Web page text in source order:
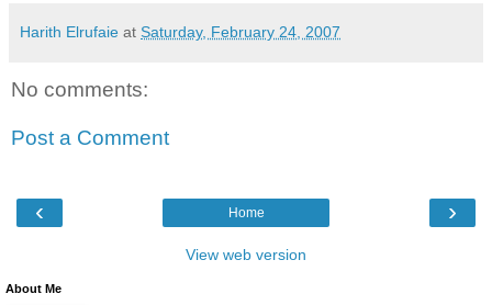
Harith Elrufaie at Saturday, February 24, 2007
No comments:
Post a Comment
‹ ›
Home
View web version
About Me